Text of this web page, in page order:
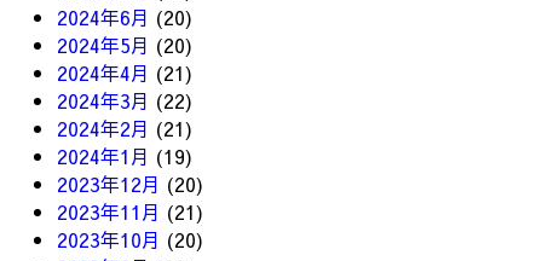
2024年6月 (20)
2024年5月 (20)
2024年4月 (21)
2024年3月 (22)
2024年2月 (21)
2024年1月 (19)
2023年12月 (20)
2023年11月 (21)
2023年10月 (20)